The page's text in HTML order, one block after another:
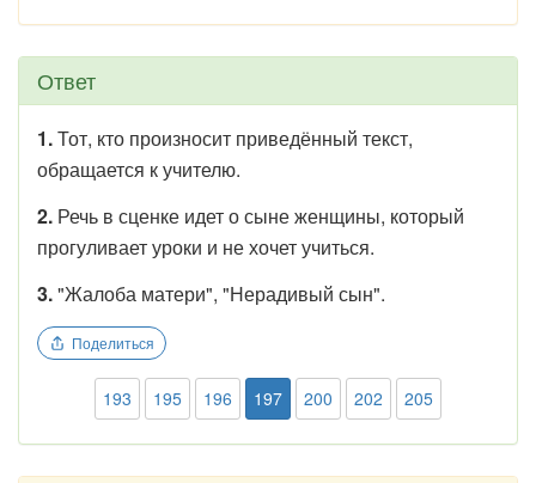
Ответ
1.Тот, кто произносит приведённый текст,
обращается к учителю.
2. Речь в сценке идет о сыне женщины, который
прогуливает уроки и не хочет учиться.
3."Жалоба матери", "Нерадивый сын".
Поделиться
193 195 196 197 200 202 205